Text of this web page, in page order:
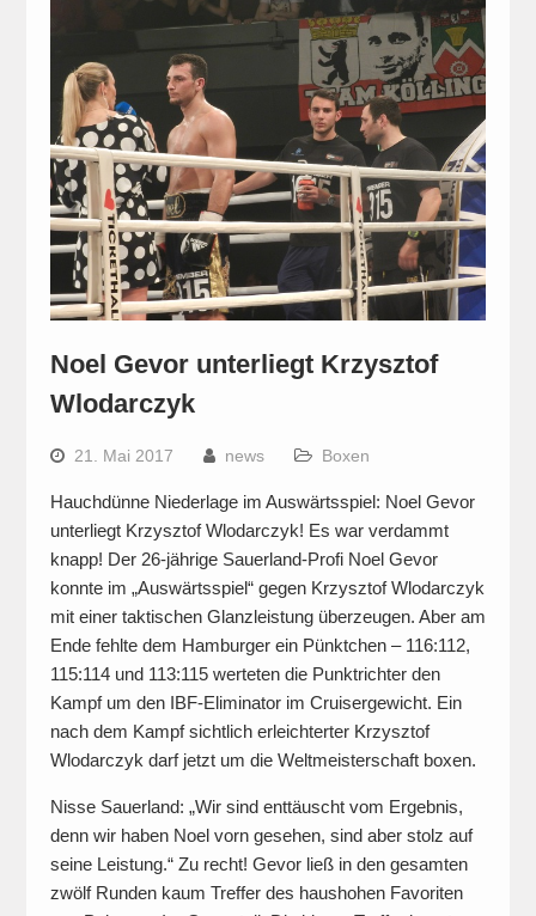
Noel Gevor unterliegt Krzysztof
Wlodarczyk
21. Mai 2017 news Boxen
Hauchdünne Niederlage im Auswärtsspiel: Noel Gevor
unterliegt Krzysztof Wlodarczyk! Es war verdammt
knapp! Der 26-jährige Sauerland-Profi Noel Gevor
konnte im „Auswärtsspiel“ gegen Krzysztof Wlodarczyk
mit einer taktischen Glanzleistung überzeugen. Aber am
Ende fehlte dem Hamburger ein Pünktchen – 116:112,
115:114 und 113:115 werteten die Punktrichter den
Kampf um den IBF-Eliminator im Cruisergewicht. Ein
nach dem Kampf sichtlich erleichterter Krzysztof
Wlodarczyk darf jetzt um die Weltmeisterschaft boxen.
Nisse Sauerland: „Wir sind enttäuscht vom Ergebnis,
denn wir haben Noel vorn gesehen, sind aber stolz auf
seine Leistung.“ Zu recht! Gevor ließ in den gesamten
zwölf Runden kaum Treffer des haushohen Favoriten